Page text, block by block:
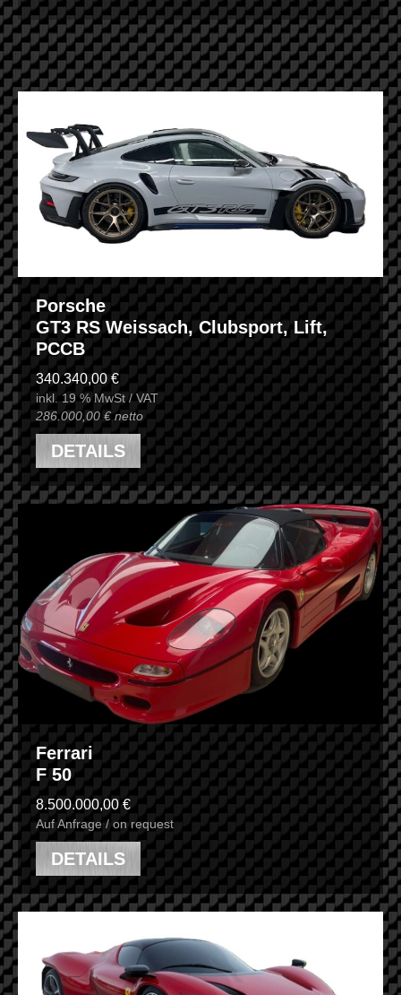
Porsche
GT3 RS Weissach, Clubsport, Lift,
PCCB
340.340,00 €
inkl. 19 % MwSt / VAT
286.000,00 € netto
DETAILS
Ferrari
F 50
8.500.000,00 €
Auf Anfrage / on request
DETAILS